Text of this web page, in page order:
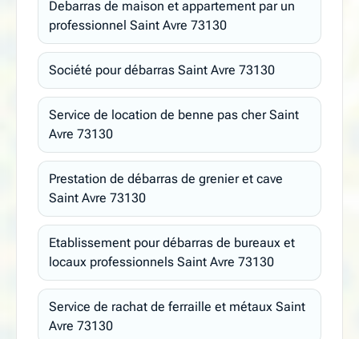
Debarras de maison et appartement par un
professionnel Saint Avre 73130
Société pour débarras Saint Avre 73130
Service de location de benne pas cher Saint
Avre 73130
Prestation de débarras de grenier et cave
Saint Avre 73130
Etablissement pour débarras de bureaux et
locaux professionnels Saint Avre 73130
Service de rachat de ferraille et métaux Saint
Avre 73130